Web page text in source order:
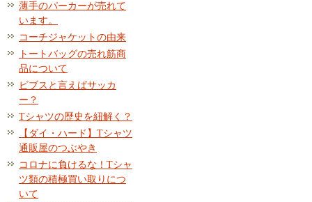
薄手のパーカーが売れて
います。
コーチジャケットの由来
トートバッグの売れ筋商
品について
ビブスと言えばサッカ
ー？
Tシャツの歴史を紐解く？
【ダイ・ハード】Tシャツ
通販屋のつぶやき
コロナに負けるな！Tシャ
ツ類の積極買い取りにつ
いて